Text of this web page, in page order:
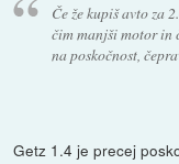
Če že kupiš avto za
čim manjši motor in
na poskočnost,
Getz 1.4 je precej